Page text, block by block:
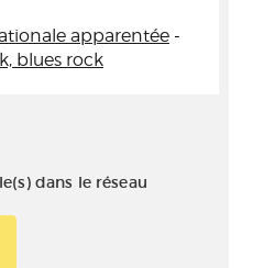
apparentée -
blues rock
dans le réseau